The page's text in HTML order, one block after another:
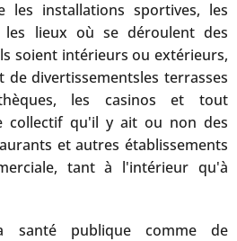
les installations sportives, les
les lieux où se déroulent des
soient intérieurs ou extérieurs,
de divertissementsles terrasses
les casinos et tout
collectif qu'il y ait ou non des
et autres établissements
tant à l'intérieur qu'à
santé publique comme de